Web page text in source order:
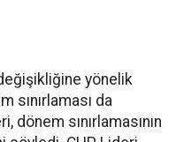
yönelik
sınırlaması da
dönem sınırlamasının